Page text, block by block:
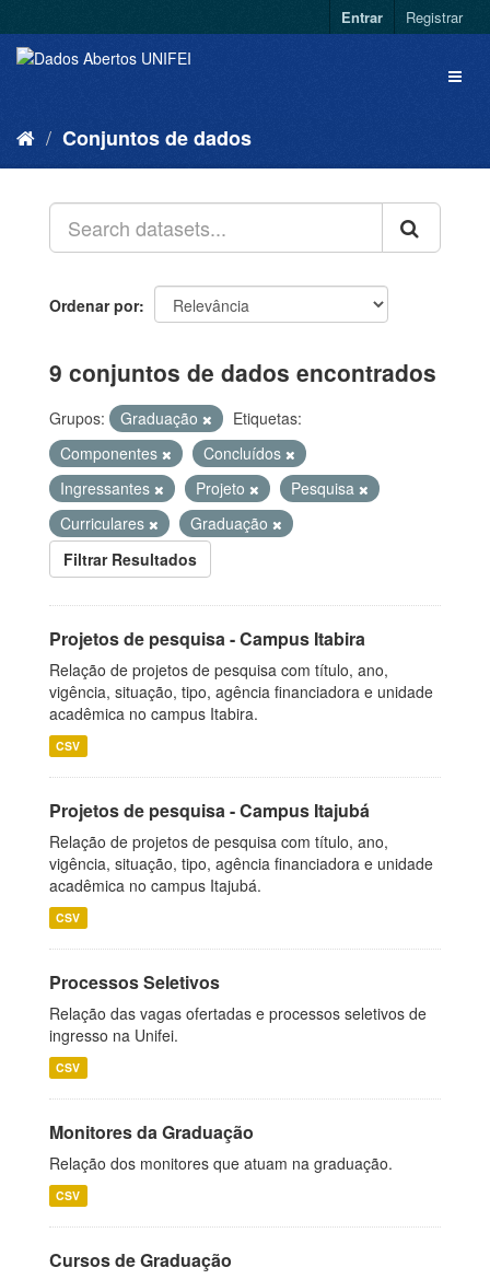
Entrar Registrar
Conjuntos de dados
Ordenar por
9 conjuntos de dados encontrados
Grupos: Graduação
Etiquetas:
Componentes
Concluídos
Ingressantes
Projeto
Pesquisa
Curriculares
Graduação
Filtrar Resultados
Projetos de pesquisa - Campus Itabira
Relação de projetos de pesquisa com título, ano,
vigência, situação, tipo, agência financiadora e unidade
acadêmica no campus Itabira.
CSV
Projetos de pesquisa - Campus Itajubá
Relação de projetos de pesquisa com título, ano,
vigência, situação, tipo, agência financiadora e unidade
acadêmica no campus Itajubá.
CSV
Processos Seletivos
Relação das vagas ofertadas e processos seletivos de
ingresso na Unifei.
CSV
Monitores da Graduação
Relação dos monitores que atuam na graduação.
CSV
Cursos de Graduação